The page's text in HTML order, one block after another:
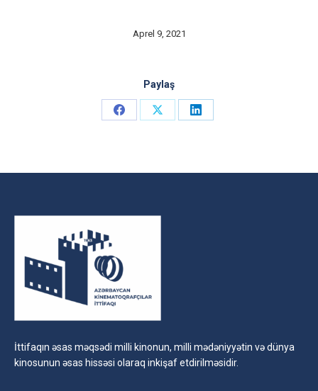
Aprel 9, 2021
Paylaş
Share
Share
Share
İttifaqın əsas məqsədi milli kinonun, milli mədəniyyətin və dünya
kinosunun əsas hissəsi olaraq inkişaf etdirilməsidir.